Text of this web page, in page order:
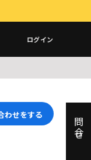
ログイン
わせをする
問合せ